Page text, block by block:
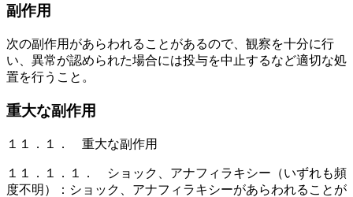
副作用
次の副作用があらわれることがあるので、観察を十分に行
い、異常が認められた場合には投与を中止するなど適切な処
置を行うこと。
重大な副作用
１１．１． 重大な副作用
１１．１．１． ショック、アナフィラキシー（いずれも頻
度不明）：ショック、アナフィラキシーがあらわれることが